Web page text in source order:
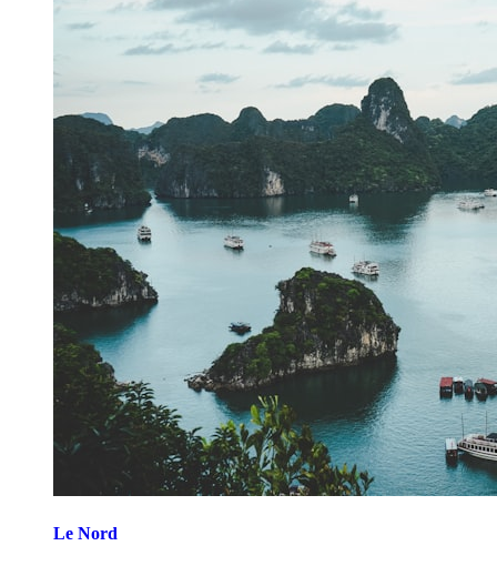
Le Nord